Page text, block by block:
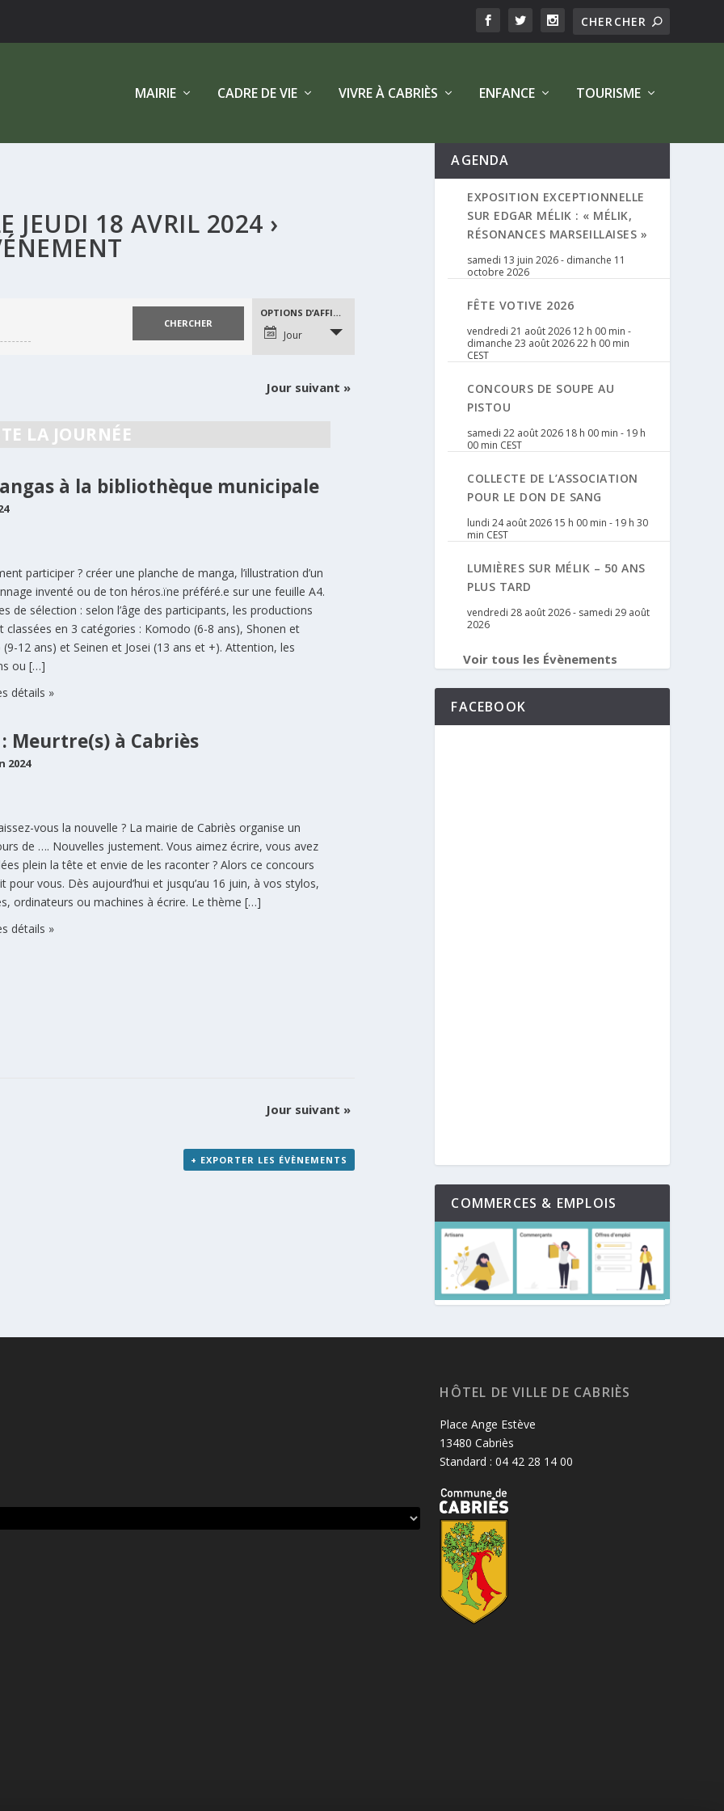
MAIRIE CADRE DE VIE VIVRE À CABRIÈS ENFANCE TOURISME
JEUDI 18 AVRIL 2024 ›
NAVIGATION
DE
VUES
OPTIONS D’AFFICHAGE
Jour
Jour suivant »
LA JOURNÉE
à la bibliothèque municipale
participer ? créer une planche de manga, l’illustration d’un
inventé ou de ton héros.ïne préféré.e sur une feuille A4.
de sélection : selon l’âge des participants, les productions
classées en 3 catégories : Komodo (6-8 ans), Shonen et
(9-12 ans) et Seinen et Josei (13 ans et +). Attention, les
ou […]
détails »
Meurtre(s) à Cabriès
2024
vous la nouvelle ? La mairie de Cabriès organise un
de …. Nouvelles justement. Vous aimez écrire, vous avez
plein la tête et envie de les raconter ? Alors ce concours
pour vous. Dès aujourd’hui et jusqu’au 16 juin, à vos stylos,
ordinateurs ou machines à écrire. Le thème […]
détails »
Jour suivant »
+ EXPORTER LES ÉVÈNEMENTS
AGENDA
EXPOSITION EXCEPTIONNELLE
SUR EDGAR MÉLIK : « MÉLIK,
RÉSONANCES MARSEILLAISES »
samedi 13 juin 2026- dimanche 11
octobre 2026
FÊTE VOTIVE 2026
vendredi 21 août 2026 12 h 00 min -
dimanche 23 août 2026 22 h 00 min
CEST
CONCOURS DE SOUPE AU
PISTOU
samedi 22 août 2026 18 h 00 min - 19 h
00 min CEST
COLLECTE DE L’ASSOCIATION
POUR LE DON DE SANG
lundi 24 août 2026 15 h 00 min - 19 h 30
min CEST
LUMIÈRES SUR MÉLIK – 50 ANS
PLUS TARD
vendredi 28 août 2026- samedi 29 août
2026
Voir tous les Évènements
FACEBOOK
COMMERCES & EMPLOIS
HÔTEL DE VILLE DE CABRIÈS
Place Ange Estève
13480 Cabriès
Standard : 04 42 28 14 00